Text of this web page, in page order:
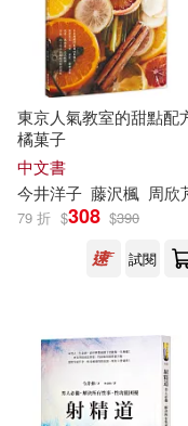
今井昭彦(1)
今井末知(1)
今井清雅(1)
今井真椎(1)
今井繁之(1)
今井翔太(1)
深圳報業集團出
清華大學出版社
玄光社(1)
華東師範大學出
東京人氣教室的甜點配
橘菓子
中文書
今井洋子 藤沢楓 周欣
79 折 $308 $390
試閱